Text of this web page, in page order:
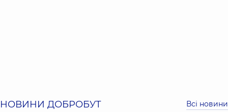
НОВИНИ ДОБРОБУТ Всі новини